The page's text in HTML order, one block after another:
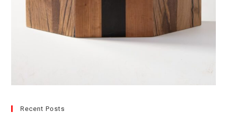
Recent Posts